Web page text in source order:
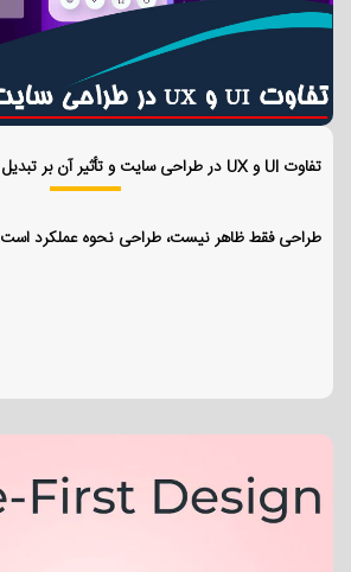
تفاوت UI و UX در طراحی سایت و تأثیر آن بر تبدیل کاربر
طراحی فقط ظاهر نیست، طراحی نحوه عملکرد است